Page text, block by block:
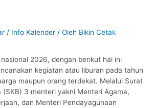
/ Info Kalender / Oleh Bikin Cetak
2026, dengan berikut hal ini
kegiatan atau liburan pada tahun
maupun orang terdekat. Melalui Surat
(SKB) 3 menteri yakni Menteri Agama,
dan Menteri Pendayagunaan